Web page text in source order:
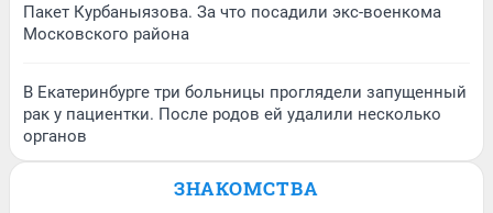
Пакет Курбаныязова. За что посадили экс-военкома
Московского района
В Екатеринбурге три больницы проглядели запущенный
рак у пациентки. После родов ей удалили несколько
органов
ЗНАКОМСТВА